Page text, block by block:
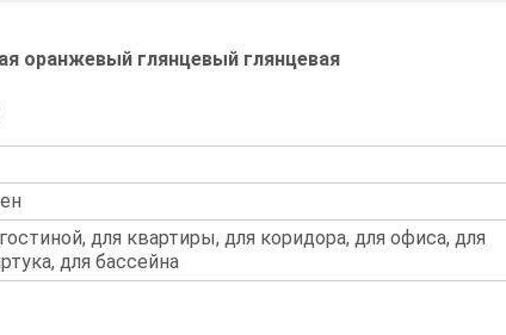
оранжевый глянцевый глянцевая
для квартиры, для коридора, для офиса, для
для бассейна